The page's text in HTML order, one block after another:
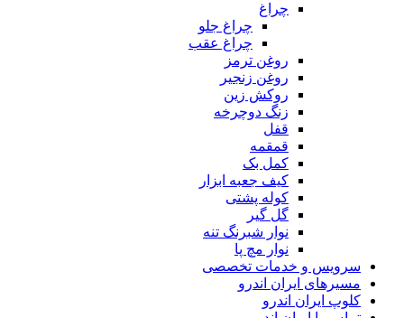
چراغ
چراغ جلو
چراغ عقب
روغن ترمز
روغن زنجیر
روکش زین
زنگ دوچرخه
قفل
قمقمه
کمل بک
کیف جعبه ابزار
کوله پشتی
گل گیر
نوار شبرنگ تنه
نوار مچ پا
سرویس و خدمات تخصصی
مسیرهای ایران اندرو
کلوپ ایران اندرو